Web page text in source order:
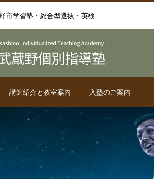
市学習塾・総合型選抜・英検
講師紹介と教室案内 入塾のご案内